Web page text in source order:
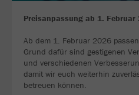
Preisanpassung ab 1. Februar
Ab dem 1. Februar 2026
Grund dafür sind gestigenen
und verschiedenen
damit wir euch weiterhin
betreuen können.